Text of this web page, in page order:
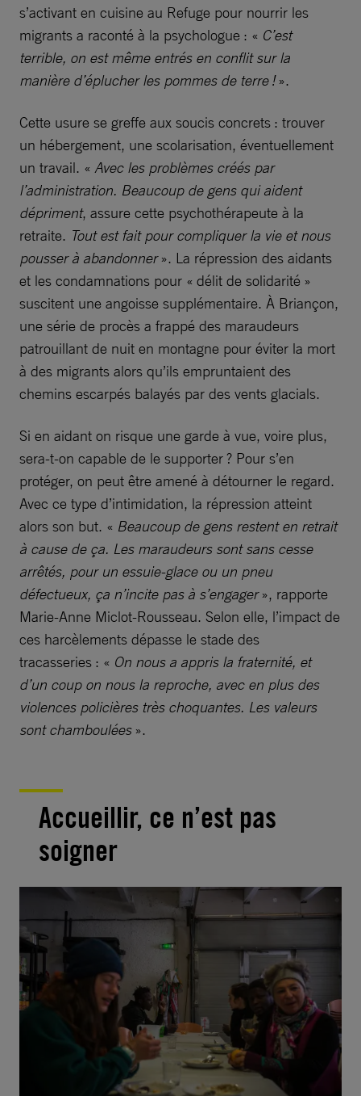
s’activant en cuisine au Refuge pour nourrir les
migrants a raconté à la psychologue : « C’est
terrible, on est même entrés en conflit sur la
manière d’éplucher les pommes de terre !».
Cette usure se greffe aux soucis concrets : trouver
un hébergement, une scolarisation, éventuellement
un travail. « Avec les problèmes créés par
l’administration. Beaucoup de gens qui aident
dépriment, assure cette psychothérapeute à la
retraite. Tout est fait pour compliquer la vie et nous
pousser à abandonner». La répression des aidants
et les condamnations pour « délit de solidarité »
suscitent une angoisse supplémentaire. À Briançon,
une série de procès a frappé des maraudeurs
patrouillant de nuit en montagne pour éviter la mort
à des migrants alors qu’ils empruntaient des
chemins escarpés balayés par des vents glacials.
Si en aidant on risque une garde à vue, voire plus,
sera-t-on capable de le supporter ? Pour s’en
protéger, on peut être amené à détourner le regard.
Avec ce type d’intimidation, la répression atteint
alors son but. « Beaucoup de gens restent en retrait
à cause de ça. Les maraudeurs sont sans cesse
arrêtés, pour un essuie-glace ou un pneu
défectueux, ça n’incite pas à s’engager», rapporte
Marie-Anne Miclot-Rousseau. Selon elle, l’impact de
ces harcèlements dépasse le stade des
tracasseries : « On nous a appris la fraternité, et
d’un coup on nous la reproche, avec en plus des
violences policières très choquantes. Les valeurs
sont chamboulées ».
Accueillir, ce n’est pas
soigner